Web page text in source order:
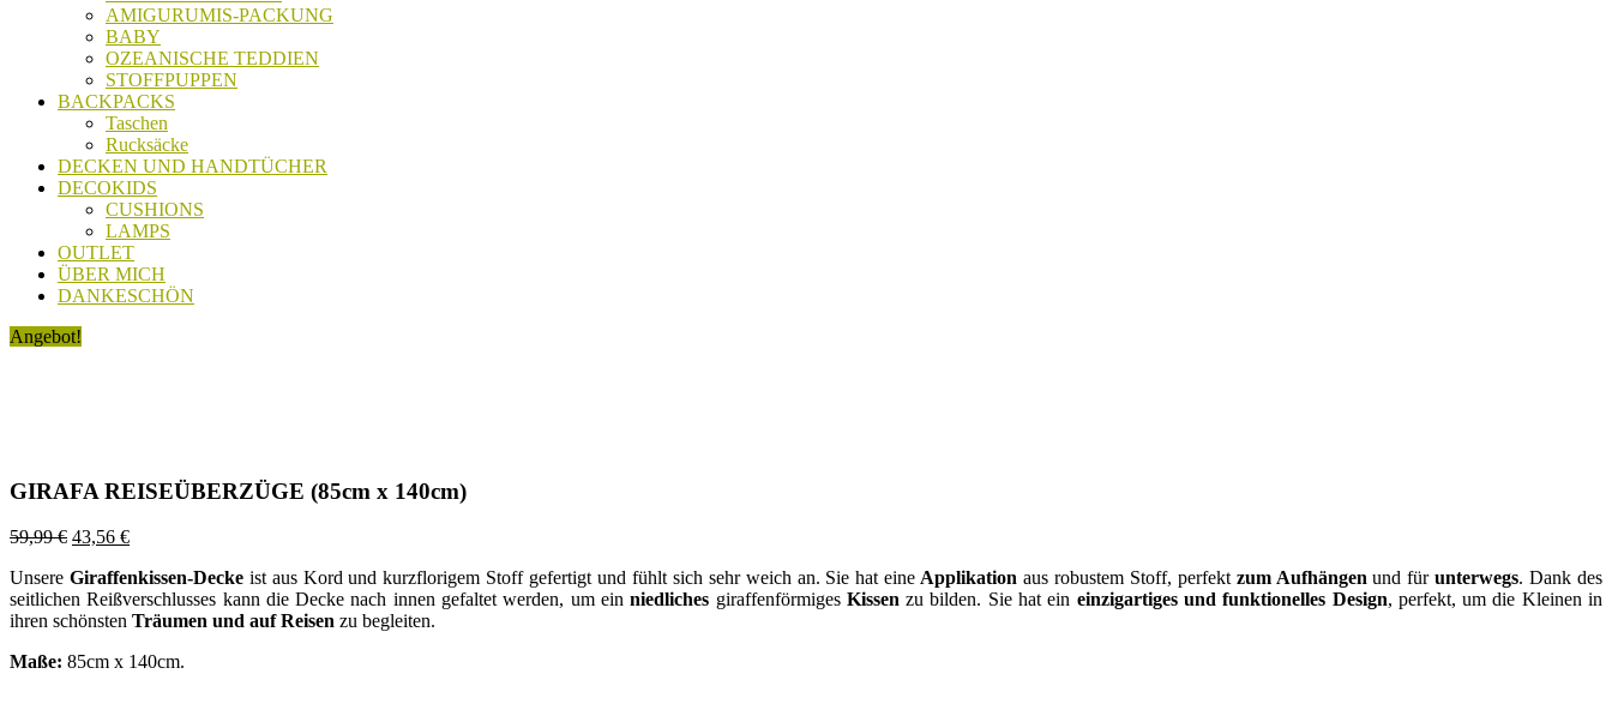
AMIGURUMIS-PACKUNG
BABY
OZEANISCHE TEDDIEN
STOFFPUPPEN
BACKPACKS
Taschen
Rucksäcke
DECKEN UND HANDTÜCHER
DECOKIDS
CUSHIONS
LAMPS
OUTLET
ÜBER MICH
DANKESCHÖN
Angebot!
GIRAFA REISEÜBERZÜGE (85cm x 140cm)
59,99€ Ursprünglicher
war:
59,99 €
43,56 €Aktueller
ist:
43,56 €.
Unsere Giraffenkissen-Deckeist aus Kord und kurzflorigem Stoff gefertigt und fühlt sich sehr weich an. Sie hat eine Applikation aus robustem Stoff, perfekt zum Aufhängenund fürunterwegs. Dank des
seitlichen Reißverschlusses kann die Decke nach innen gefaltet werden, um einniedliches giraffenförmiges Kissenzu bilden. Sie hat ein einzigartiges und funktionelles Design, perfekt, um die Kleinen in
ihren schönsten Träumen und auf Reisen zu begleiten.
Maße: 85cm x 140cm.